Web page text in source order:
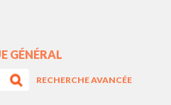
GÉNÉRAL
RECHERCHE AVANCÉE